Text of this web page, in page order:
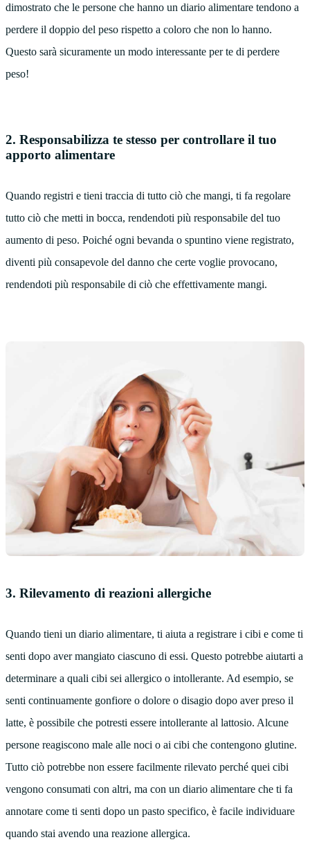
dimostrato che le persone che hanno un diario alimentare tendono a
perdere il doppio del peso rispetto a coloro che non lo hanno.
Questo sarà sicuramente un modo interessante per te di perdere
peso!
2. Responsabilizza te stesso per controllare il tuo
apporto alimentare
Quando registri e tieni traccia di tutto ciò che mangi, ti fa regolare
tutto ciò che metti in bocca, rendendoti più responsabile del tuo
aumento di peso. Poiché ogni bevanda o spuntino viene registrato,
diventi più consapevole del danno che certe voglie provocano,
rendendoti più responsabile di ciò che effettivamente mangi.
3. Rilevamento di reazioni allergiche
Quando tieni un diario alimentare, ti aiuta a registrare i cibi e come ti
senti dopo aver mangiato ciascuno di essi. Questo potrebbe aiutarti a
determinare a quali cibi sei allergico o intollerante. Ad esempio, se
senti continuamente gonfiore o dolore o disagio dopo aver preso il
latte, è possibile che potresti essere intollerante al lattosio. Alcune
persone reagiscono male alle noci o ai cibi che contengono glutine.
Tutto ciò potrebbe non essere facilmente rilevato perché quei cibi
vengono consumati con altri, ma con un diario alimentare che ti fa
annotare come ti senti dopo un pasto specifico, è facile individuare
quando stai avendo una reazione allergica.